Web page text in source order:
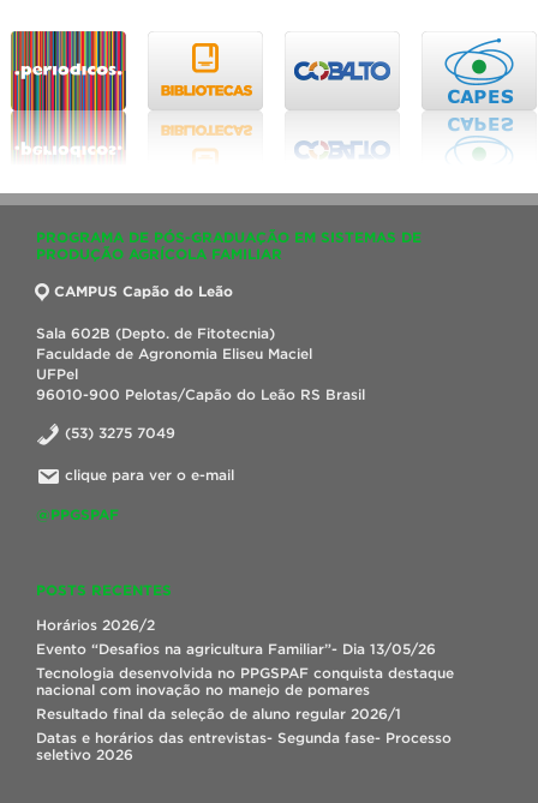
PROGRAMA DE PÓS-GRADUAÇÃO EM SISTEMAS DE
PRODUÇÃO AGRÍCOLA FAMILIAR
CAMPUS Capão do Leão
Sala 602B (Depto. de Fitotecnia)
Faculdade de Agronomia Eliseu Maciel
UFPel
96010-900 Pelotas/Capão do Leão RS Brasil
(53) 3275 7049
clique para ver o e-mail
@PPGSPAF
POSTS RECENTES
Horários 2026/2
Evento “Desafios na agricultura Familiar”- Dia 13/05/26
Tecnologia desenvolvida no PPGSPAF conquista destaque
nacional com inovação no manejo de pomares
Resultado final da seleção de aluno regular 2026/1
Datas e horários das entrevistas- Segunda fase- Processo
seletivo 2026